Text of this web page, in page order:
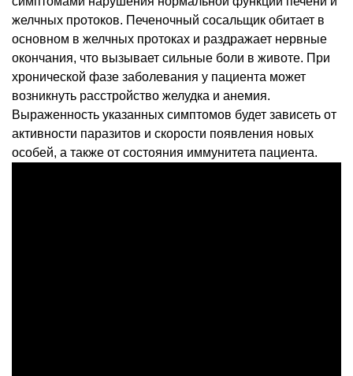
желчных протоков. Печеночный сосальщик обитает в
основном в желчных протоках и раздражает нервные
окончания, что вызывает сильные боли в животе. При
хронической фазе заболевания у пациента может
возникнуть расстройство желудка и анемия.
Выраженность указанных симптомов будет зависеть от
активности паразитов и скорости появления новых
особей, а также от состояния иммунитета пациента.